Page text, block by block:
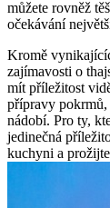
můžete rovněž
očekávání
Kromě
zajímavosti o
mít příležitost
přípravy pokrmů,
nádobí. Pro ty,
jedinečná
kuchyni a